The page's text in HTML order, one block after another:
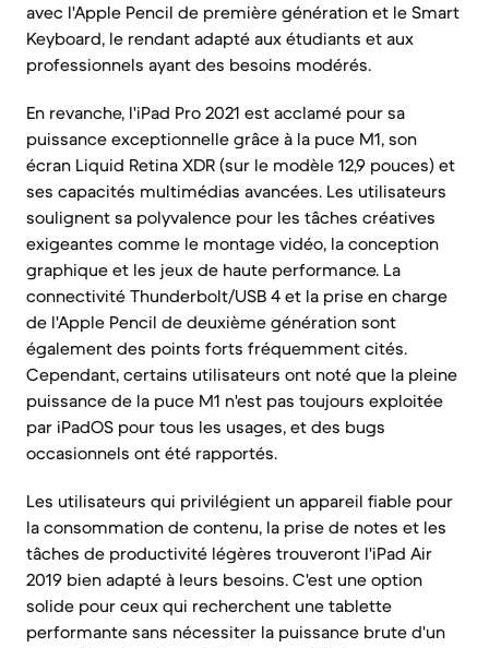
avec l'Apple Pencil de première génération et le Smart
Keyboard, le rendant adapté aux étudiants et aux
professionnels ayant des besoins modérés.
En revanche, l'iPad Pro 2021 est acclamé pour sa
puissance exceptionnelle grâce à la puce M1, son
écran Liquid Retina XDR (sur le modèle 12,9 pouces) et
ses capacités multimédias avancées. Les utilisateurs
soulignent sa polyvalence pour les tâches créatives
exigeantes comme le montage vidéo, la conception
graphique et les jeux de haute performance. La
connectivité Thunderbolt/USB 4 et la prise en charge
de l'Apple Pencil de deuxième génération sont
également des points forts fréquemment cités.
Cependant, certains utilisateurs ont noté que la pleine
puissance de la puce M1 n'est pas toujours exploitée
par iPadOS pour tous les usages, et des bugs
occasionnels ont été rapportés.
Les utilisateurs qui privilégient un appareil fiable pour
la consommation de contenu, la prise de notes et les
tâches de productivité légères trouveront l'iPad Air
2019 bien adapté à leurs besoins. C'est une option
solide pour ceux qui recherchent une tablette
performante sans nécessiter la puissance brute d'un